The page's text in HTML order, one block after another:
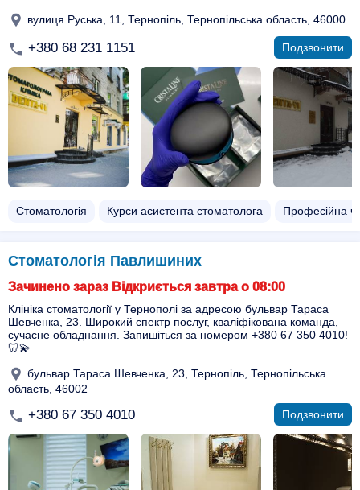
вулиця Руська, 11, Тернопіль, Тернопільська область, 46000
+380 68 231 1151 Подзвонити
Стоматологія Курси асистента стоматолога Професійна
Стоматологія Павлишиних
Зачинено зараз Відкриється завтра о 08:00
Клініка стоматології у Тернополі за адресою бульвар Тараса
Шевченка, 23. Широкий спектр послуг, кваліфікована команда,
сучасне обладнання. Запишіться за номером +380 67 350 4010!
🦷💫
бульвар Тараса Шевченка, 23, Тернопіль, Тернопільська
область, 46002
+380 67 350 4010 Подзвонити